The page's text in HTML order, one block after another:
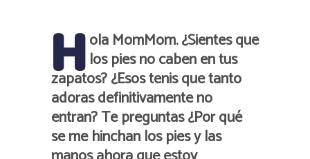
Hola MomMom. ¿Sientes que
los pies no caben en tus
zapatos? ¿Esos tenis que tanto
adoras definitivamente no
entran? Te preguntas ¿Por qué
se me hinchan los pies y las